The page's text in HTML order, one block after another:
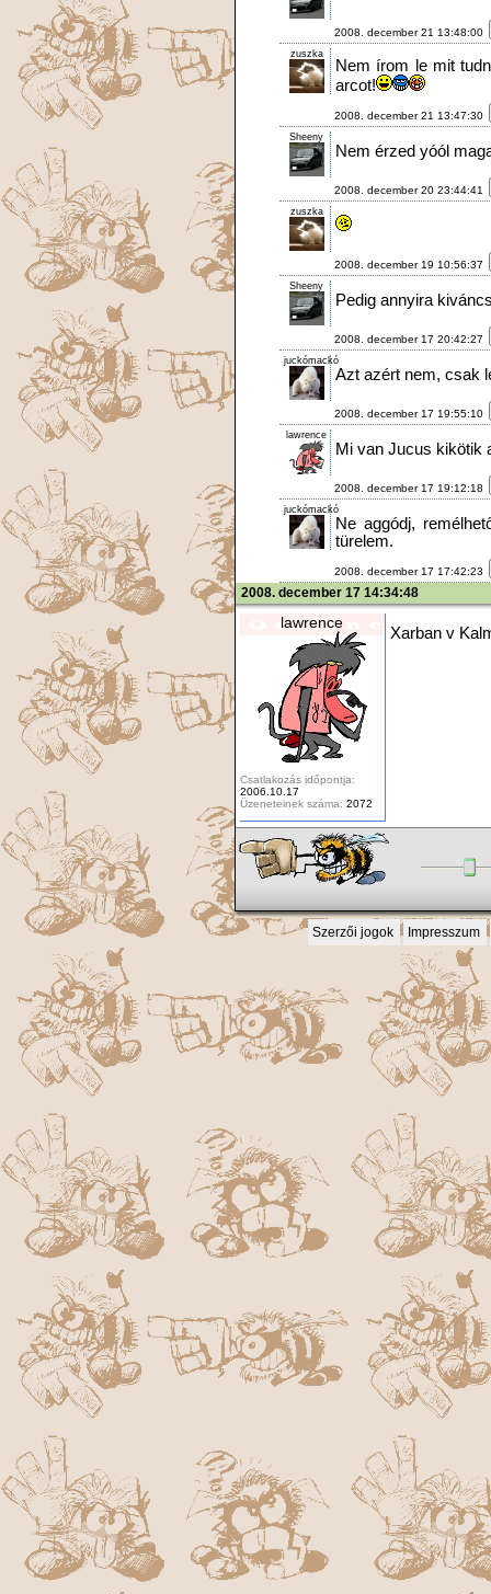
2008. december 21 13:48:00
zuszka
Nem írom le mit
arcot!
2008. december 21 13:47:30
Sheeny
Nem érzed yóól
2008. december 20 23:44:41
zuszka
2008. december 19 10:56:37
Sheeny
Pedig annyira
2008. december 17 20:42:27
juckómackó
Azt azért nem, csak
2008. december 17 19:55:10
lawrence
Mi van Jucus kikötik
2008. december 17 19:12:18
juckómackó
Ne aggódj,
türelem.
2008. december 17 17:42:23
2008. december 17 14:34:48
lawrence
Csatlakozás időpontja:
2006.10.17
Üzeneteinek száma: 2072
Xarban v
Szerzői jogok Impresszum